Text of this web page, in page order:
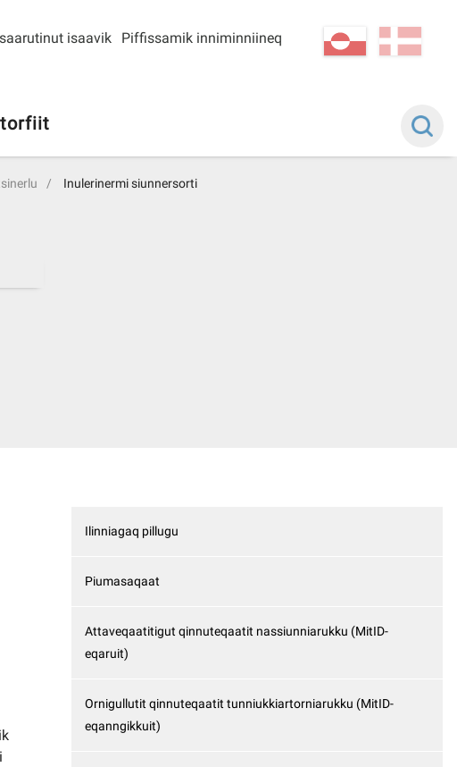
kl-GL
isaavik Piffissamik inniminniineq
Inulerinermi siunnersorti
Ilinniagaq pillugu
Piumasaqaat
Attaveqaatitigut qinnuteqaatit nassiunniarukku (MitID-
eqaruit)
Ornigullutit qinnuteqaatit tunniukkiartorniarukku (MitID-
eqanngikkuit)